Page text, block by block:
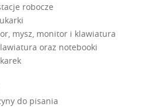
robocze
mysz, monitor i klawiatura
oraz notebooki
do pisania